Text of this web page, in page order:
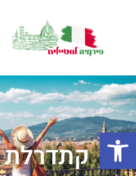
קתדרלתפתח סרגל נגישות